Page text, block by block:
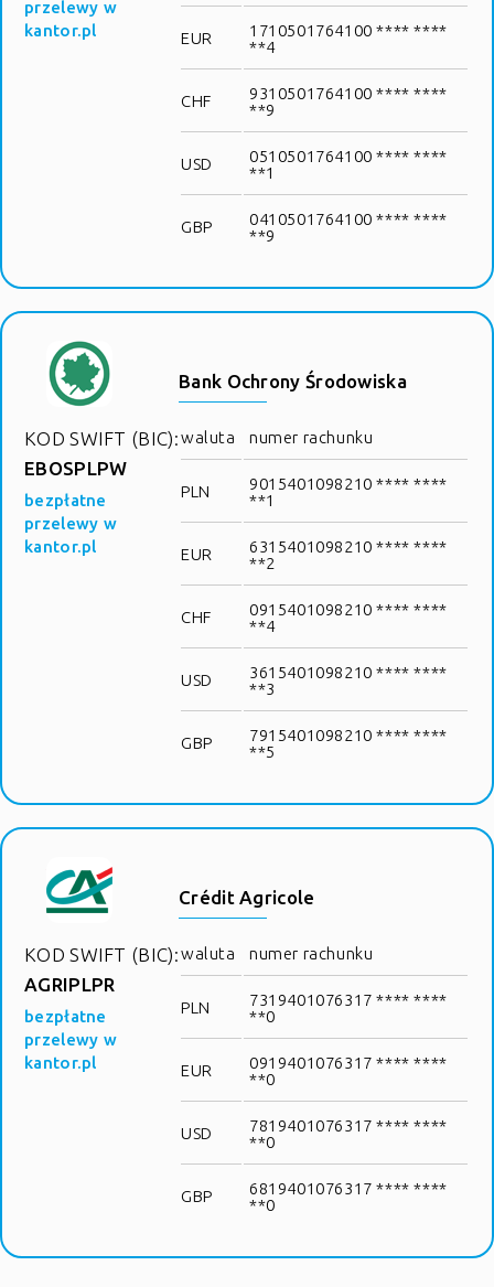
przelewy w
kantor.pl
EUR
1710501764100 **** ****
**4
CHF
9310501764100 **** ****
**9
USD
0510501764100 **** ****
**1
GBP
0410501764100 **** ****
**9
KOD SWIFT (BIC):
EBOSPLPW
bezpłatne
przelewy w
kantor.pl
Bank Ochrony Środowiska
waluta numer rachunku
PLN
9015401098210 **** ****
**1
EUR
6315401098210 **** ****
**2
CHF
0915401098210 **** ****
**4
USD
3615401098210 **** ****
**3
GBP
7915401098210 **** ****
**5
KOD SWIFT (BIC):
AGRIPLPR
bezpłatne
przelewy w
kantor.pl
Crédit Agricole
waluta numer rachunku
PLN
7319401076317 **** ****
**0
EUR
0919401076317 **** ****
**0
USD
7819401076317 **** ****
**0
GBP
6819401076317 **** ****
**0